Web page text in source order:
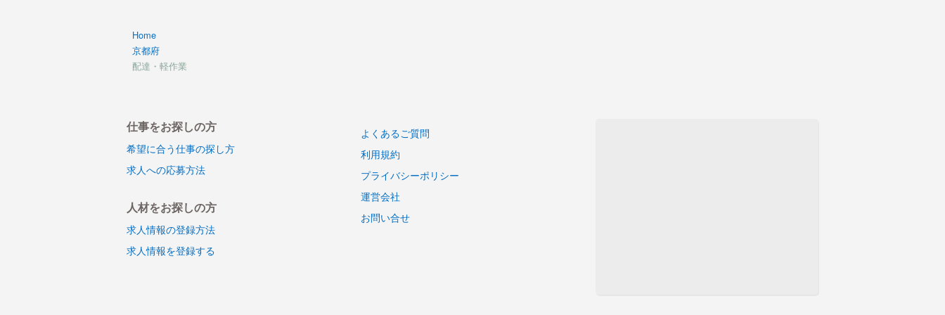
Home
京都府
配達・軽作業
仕事をお探しの方
希望に合う仕事の探し方
求人への応募方法
人材をお探しの方
求人情報の登録方法
求人情報を登録する
よくあるご質問
利用規約
プライバシーポリシー
運営会社
お問い合せ